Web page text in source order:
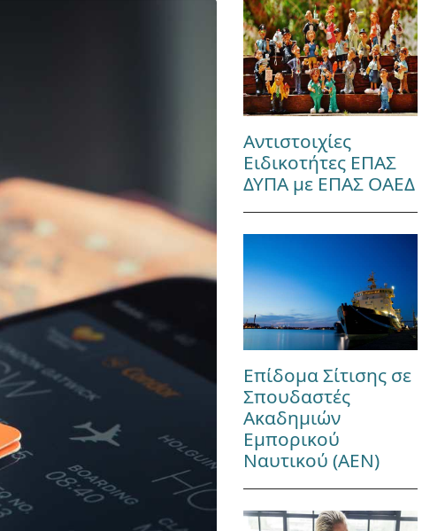
Αντιστοιχίες
Ειδικοτήτες ΕΠΑΣ
ΔΥΠΑ με ΕΠΑΣ ΟΑΕΔ
Επίδομα Σίτισης σε
Σπουδαστές
Ακαδημιών
Εμπορικού
Ναυτικού (ΑΕΝ)